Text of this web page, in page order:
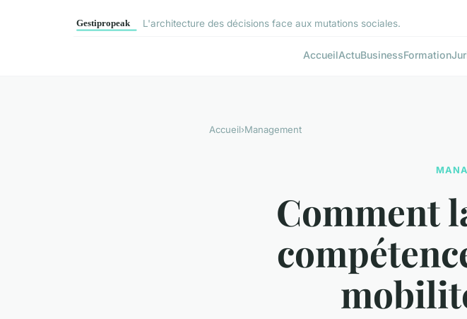
L'architecture des décisions face aux mutations sociales.
AccueilActuBusinessFormation
Accueil›Management
Comment